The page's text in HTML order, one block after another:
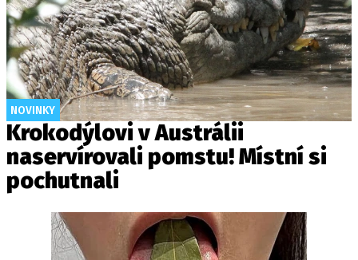
NOVINKY
Krokodýlovi v Austrálii
naservírovali pomstu! Místní si
pochutnali